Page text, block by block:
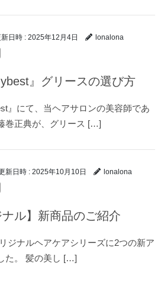
日時 : 2025年12月4日 lonalona
』グリースの選び方
』にて、当ヘアサロンの美容師であ
巻正典が、グリース […]
新日時 : 2025年10月10日 lonalona
ナル】新商品のご紹介
ジナルヘアケアシリーズに2つの新ア
た。 髪の美し […]